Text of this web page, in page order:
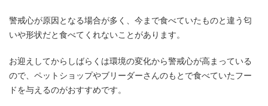
警戒心が原因となる場合が多く、今まで食べていたものと違う匂
いや形状だと食べてくれないことがあります。
お迎えしてからしばらくは環境の変化から警戒心が高まっている
ので、ペットショップやブリーダーさんのもとで食べていたフー
ドを与えるのがおすすめです。